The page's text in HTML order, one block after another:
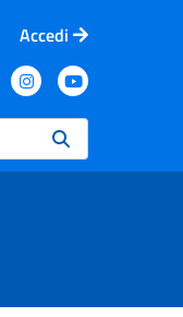
Accedi